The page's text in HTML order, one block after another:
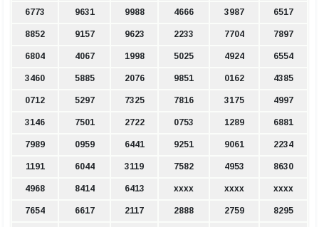
6773 9631 9988 4666 3987 6517
8852 9157 9623 2233 7704 7897
6804 4067 1998 5025 4924 6554
3460 5885 2076 9851 0162 4385
0712 5297 7325 7816 3175 4997
3146 7501 2722 0753 1289 6881
7989 0959 6441 9251 9061 2234
1191 6044 3119 7582 4953 8630
4968 8414 6413 xxxx xxxx xxxx
7654 6617 2117 2888 2759 8295